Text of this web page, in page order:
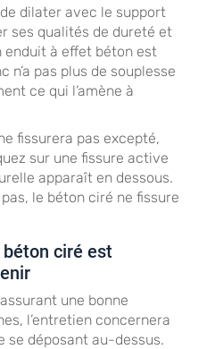
dilater avec le support
ses qualités de dureté et
enduit à effet béton est
n’a pas plus de souplesse
ce qui l’amène à
fissurera pas excepté,
sur une fissure active
apparaît en dessous.
le béton ciré ne fissure
béton ciré est
une bonne
l’entretien concernera
se déposant au-dessus.